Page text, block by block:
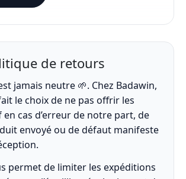
de retours
jamais neutre 🌱. Chez Badawin,
le choix de ne pas offrir les
cas d’erreur de notre part, de
envoyé ou de défaut manifeste
permet de limiter les expéditions